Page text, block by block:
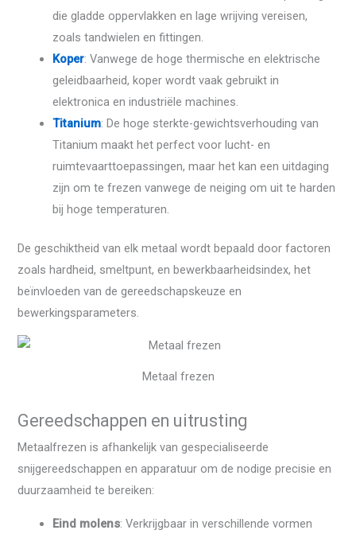
die gladde oppervlakken en lage wrijving vereisen,
zoals tandwielen en fittingen.
Koper: Vanwege de hoge thermische en elektrische
geleidbaarheid, koper wordt vaak gebruikt in
elektronica en industriële machines.
Titanium: De hoge sterkte-gewichtsverhouding van
Titanium maakt het perfect voor lucht- en
ruimtevaarttoepassingen, maar het kan een uitdaging
zijn om te frezen vanwege de neiging om uit te harden
bij hoge temperaturen.
De geschiktheid van elk metaal wordt bepaald door factoren
zoals hardheid, smeltpunt, en bewerkbaarheidsindex, het
beïnvloeden van de gereedschapskeuze en
bewerkingsparameters.
Metaal frezen
Gereedschappen en uitrusting
Metaalfrezen is afhankelijk van gespecialiseerde
snijgereedschappen en apparatuur om de nodige precisie en
duurzaamheid te bereiken:
Eind molens: Verkrijgbaar in verschillende vormen